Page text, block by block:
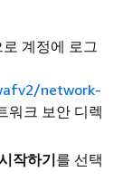
계정에 로그
network-
워크 보안 디렉
작하기를 선택